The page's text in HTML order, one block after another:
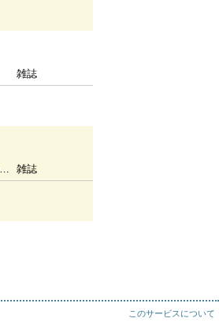
雑誌
雑誌
このサービスについて